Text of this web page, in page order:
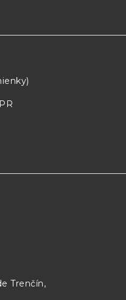
Trenčín,